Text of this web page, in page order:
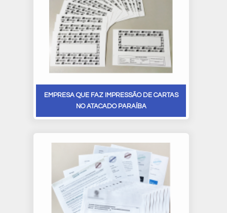
EMPRESA QUE FAZ IMPRESSÃO DE CARTAS
NO ATACADO PARAÍBA